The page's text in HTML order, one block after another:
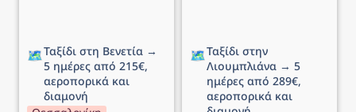
🗺️Ταξίδι στη Βενετία →
5 ημέρες από 215€,
αεροπορικά και
διαμονή
🗺️Ταξίδι στην
Λιουμπλιάνα → 5
ημέρες από 289€,
αεροπορικά και